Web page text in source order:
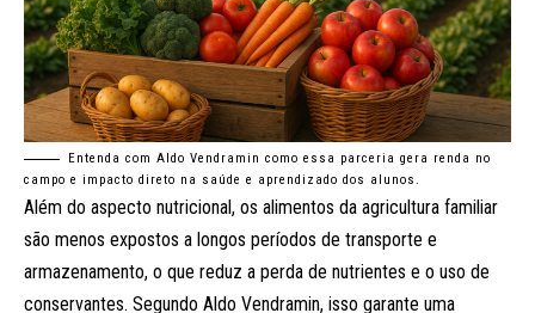
Entenda com Aldo Vendramin como essa parceria gera renda no
campo e impacto direto na saúde e aprendizado dos alunos.
Além do aspecto nutricional, os alimentos da agricultura familiar
são menos expostos a longos períodos de transporte e
armazenamento, o que reduz a perda de nutrientes e o uso de
conservantes. Segundo Aldo Vendramin, isso garante uma